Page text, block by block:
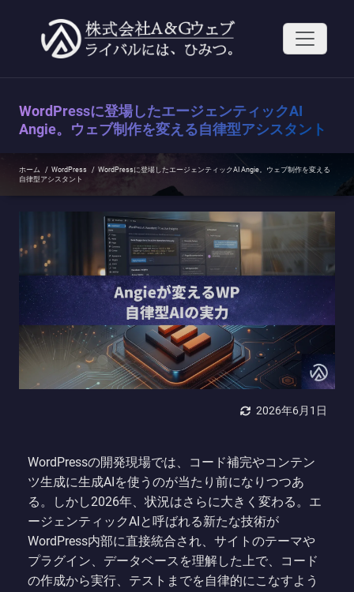
へ
WordPressに登場したエージェンティックAI
Angie。ウェブ制作を変える自律型アシスタント
ホーム / WordPress / WordPressに登場したエージェンティックAI Angie。ウェブ制作を変える
自律型アシスタント
2026年6月1日
WordPressの開発現場では、コード補完やコンテン
ツ生成に生成AIを使うのが当たり前になりつつあ
る。しかし2026年、状況はさらに大きく変わる。エ
ージェンティックAIと呼ばれる新たな技術が
WordPress内部に直接統合され、サイトのテーマや
プラグイン、データベースを理解した上で、コード
の作成から実行、テストまでを自律的にこなすよう